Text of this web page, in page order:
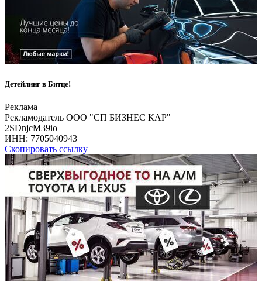
Детейлинг в Битце!
Реклама
Рекламодатель ООО "СП БИЗНЕС КАР"
2SDnjcM39io
ИНН: 7705040943
Скопировать ссылку